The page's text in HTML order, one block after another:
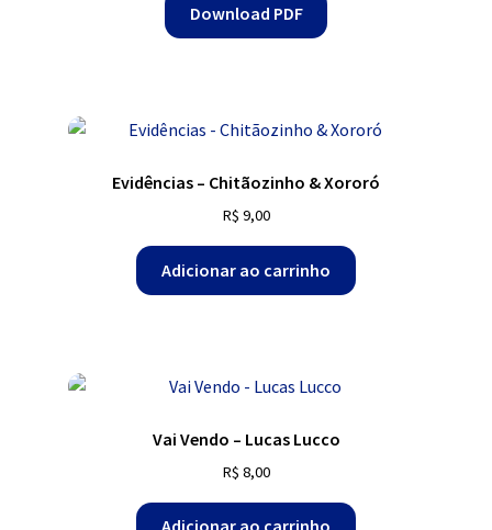
Download PDF
Evidências – Chitãozinho & Xororó
R$ 9,00
Adicionar ao carrinho
Vai Vendo – Lucas Lucco
R$ 8,00